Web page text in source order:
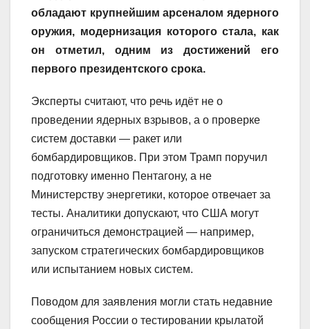
обладают крупнейшим арсеналом ядерного
оружия, модернизация которого стала, как
он отметил, одним из достижений его
первого президентского срока.
Эксперты считают, что речь идёт не о
проведении ядерных взрывов, а о проверке
систем доставки — ракет или
бомбардировщиков. При этом Трамп поручил
подготовку именно Пентагону, а не
Министерству энергетики, которое отвечает за
тесты. Аналитики допускают, что США могут
ограничиться демонстрацией — например,
запуском стратегических бомбардировщиков
или испытанием новых систем.
Поводом для заявления могли стать недавние
сообщения России о тестировании крылатой